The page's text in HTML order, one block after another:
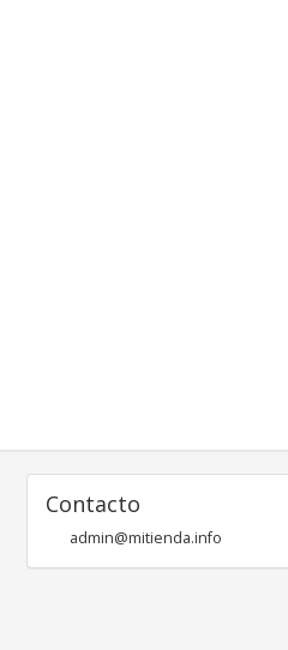
Contacto
admin@mitienda.info